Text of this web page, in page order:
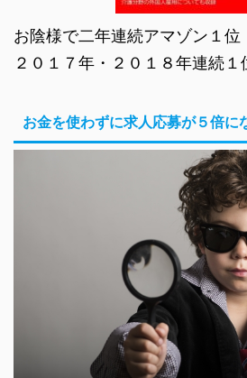
お陰様で二年連続アマゾン１位
２０１７年・２０１８年連続１
お金を使わずに求人応募が５倍に